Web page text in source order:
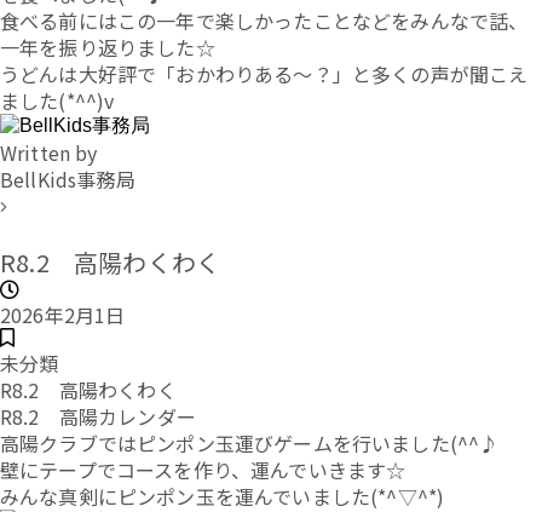
食べる前にはこの一年で楽しかったことなどをみんなで話、
一年を振り返りました☆
うどんは大好評で「おかわりある～？」と多くの声が聞こえ
ました(*^^)v
Written by
BellKids事務局
R8.2 高陽わくわく
2026年2月1日
未分類
R8.2 高陽わくわく
R8.2 高陽カレンダー
高陽クラブではピンポン玉運びゲームを行いました(^^♪
壁にテープでコースを作り、運んでいきます☆
みんな真剣にピンポン玉を運んでいました(*^▽^*)